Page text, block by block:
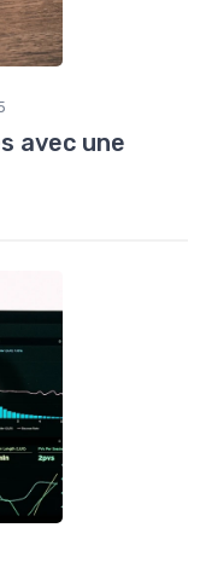
avec une